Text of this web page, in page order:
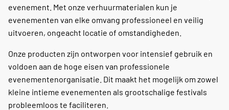
evenement. Met onze verhuurmaterialen kun je
evenementen van elke omvang professioneel en veilig
uitvoeren, ongeacht locatie of omstandigheden.
Onze producten zijn ontworpen voor intensief gebruik en
voldoen aan de hoge eisen van professionele
evenementenorganisatie. Dit maakt het mogelijk om zowel
kleine intieme evenementen als grootschalige festivals
probleemloos te faciliteren.